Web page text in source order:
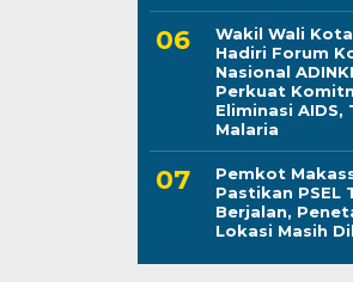
Wakil Wali
Hadiri Forum
Nasional
Perkuat
Eliminasi AIDS,
Malaria
Pemkot
Pastikan PSEL
Berjalan,
Lokasi Masih